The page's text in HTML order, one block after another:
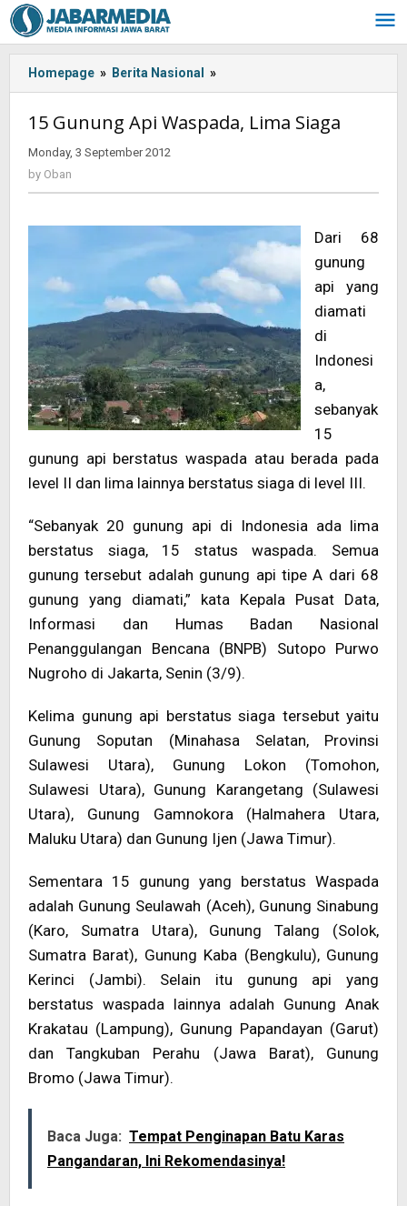
Skip
to
content
Homepage » Berita Nasional »
-:IN-
>15
Siaga<!-
>
15 Gunung Api Waspada, Lima Siaga
Monday, 3 September 2012
by Oban
Dari 68
gunung
api yang
diamati
di
Indonesi
a,
sebanyak
15
gunung api berstatus waspada atau berada pada
level II dan lima lainnya berstatus siaga di level III.
“Sebanyak 20 gunung api di Indonesia ada lima
berstatus siaga, 15 status waspada. Semua
gunung tersebut adalah gunung api tipe A dari 68
gunung yang diamati,” kata Kepala Pusat Data,
Informasi dan Humas Badan Nasional
Penanggulangan Bencana (BNPB) Sutopo Purwo
Nugroho di Jakarta, Senin (3/9).
Kelima gunung api berstatus siaga tersebut yaitu
Gunung Soputan (Minahasa Selatan, Provinsi
Sulawesi Utara), Gunung Lokon (Tomohon,
Sulawesi Utara), Gunung Karangetang (Sulawesi
Utara), Gunung Gamnokora (Halmahera Utara,
Maluku Utara) dan Gunung Ijen (Jawa Timur).
Sementara 15 gunung yang berstatus Waspada
adalah Gunung Seulawah (Aceh), Gunung Sinabung
(Karo, Sumatra Utara), Gunung Talang (Solok,
Sumatra Barat), Gunung Kaba (Bengkulu), Gunung
Kerinci (Jambi). Selain itu gunung api yang
berstatus waspada lainnya adalah Gunung Anak
Krakatau (Lampung), Gunung Papandayan (Garut)
dan Tangkuban Perahu (Jawa Barat), Gunung
Bromo (Jawa Timur).
Baca Juga: Tempat Penginapan Batu Karas
Pangandaran, Ini Rekomendasinya!